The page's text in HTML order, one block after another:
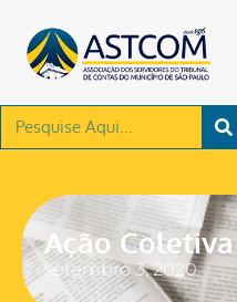
Ação Coletiva
setembro 3, 2020